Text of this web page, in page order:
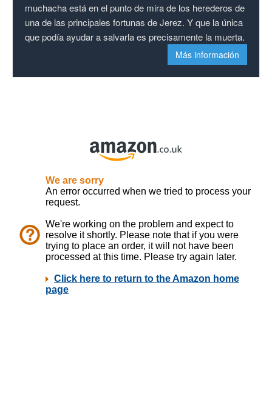
muchacha está en el punto de mira de los herederos de
una de las principales fortunas de Jerez. Y que la única
que podía ayudar a salvarla es precisamente la muerta.
Más información